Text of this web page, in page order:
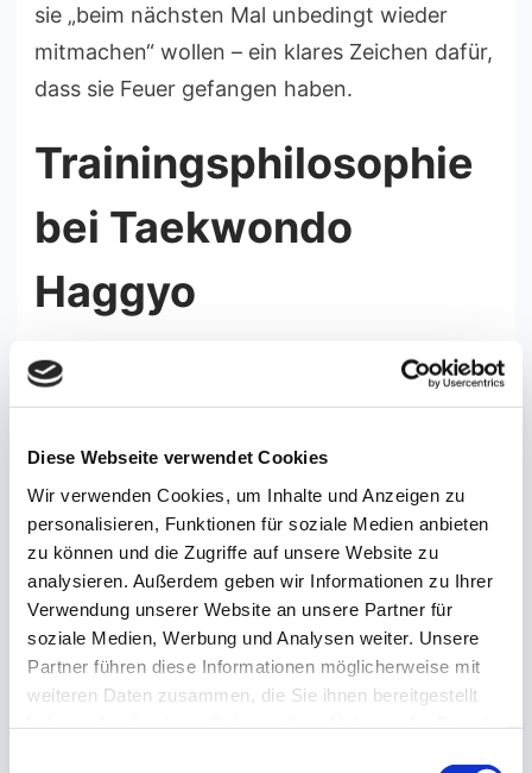
Diese Webseite verwendet Cookies
Wir verwenden Cookies, um Inhalte und Anzeigen zu
personalisieren, Funktionen für soziale Medien anbieten
zu können und die Zugriffe auf unsere Website zu
analysieren. Außerdem geben wir Informationen zu Ihrer
Verwendung unserer Website an unsere Partner für
soziale Medien, Werbung und Analysen weiter. Unsere
Partner führen diese Informationen möglicherweise mit
weiteren Daten zusammen, die Sie ihnen bereitgestellt
sie „beim nächsten Mal unbedingt wieder
mitmachen“ wollen – ein klares Zeichen dafür,
dass sie Feuer gefangen haben.
Trainingsphilosophie
bei Taekwondo
Haggyo
Der Erfolg in Dachau kommt nicht von
ungefähr. Bei Taekwondo Haggyo vom SV
Schülerinnen und Schüler. Taekwondo ist für
uns mehr als nur ein Kampfsport – es ist eine
Lebensschule.
Unser Training ist so aufgebaut, dass jedes
Mitglied – egal ob Kind, Jugendlicher oder
Erwachsener – individuell gefördert wird. Wir
achten darauf, dass niemand überfordert